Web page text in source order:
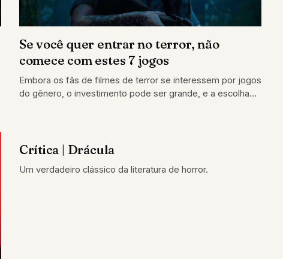
Se você quer entrar no terror, não
comece com estes 7 jogos
Embora os fãs de filmes de terror se interessem por jogos
do gênero, o investimento pode ser grande, e a escolha
CRÍTICAS
Crítica | Drácula
Um verdadeiro clássico da literatura de horror.